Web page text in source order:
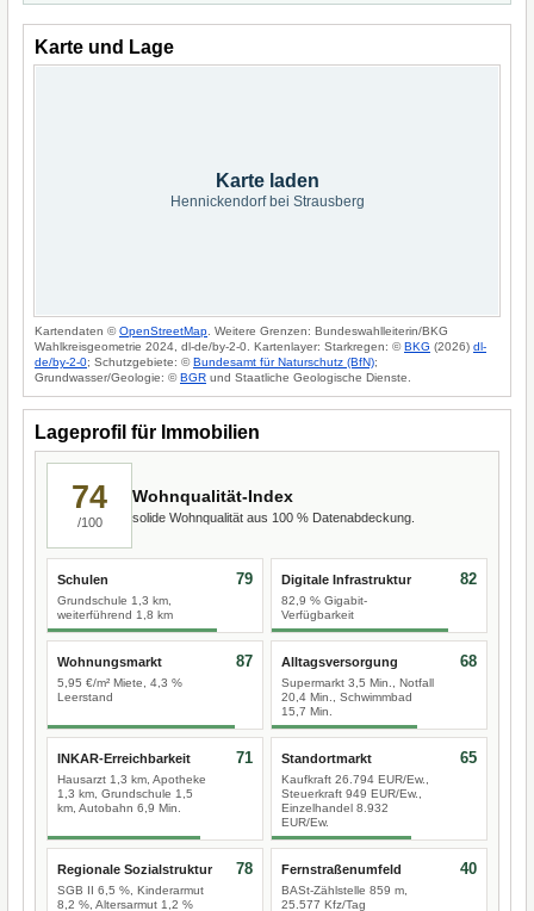
Karte und Lage
Karte laden
Hennickendorf bei Strausberg
Kartendaten ©OpenStreetMap . Weitere Grenzen: Bundeswahlleiterin/BKG
Wahlkreisgeometrie 2024, dl-de/by-2-0. Kartenlayer: Starkregen: ©BKG (2026) dl-
de/by-2-0; Schutzgebiete: ©Bundesamt für Naturschutz (BfN);
Grundwasser/Geologie: ©BGR und Staatliche Geologische Dienste.
Lageprofil für Immobilien
74
/100
Wohnqualität-Index
solide Wohnqualität aus 100 % Datenabdeckung.
Schulen
Grundschule 1,3 km,
weiterführend 1,8 km
79 Digitale Infrastruktur
82,9 % Gigabit-
Verfügbarkeit
82
Wohnungsmarkt
5,95 €/m² Miete, 4,3 %
Leerstand
87 Alltagsversorgung
Supermarkt 3,5 Min., Notfall
20,4 Min., Schwimmbad
15,7 Min.
68
INKAR-Erreichbarkeit
Hausarzt 1,3 km, Apotheke
1,3 km, Grundschule 1,5
km, Autobahn 6,9 Min.
71 Standortmarkt
Kaufkraft 26.794 EUR/Ew.,
Steuerkraft 949 EUR/Ew.,
Einzelhandel 8.932
EUR/Ew.
65
Regionale Sozialstruktur
SGB II 6,5 %, Kinderarmut
8,2 %, Altersarmut 1,2 %
78 Fernstraßenumfeld
BASt-Zählstelle 859 m,
25.577 Kfz/Tag
40